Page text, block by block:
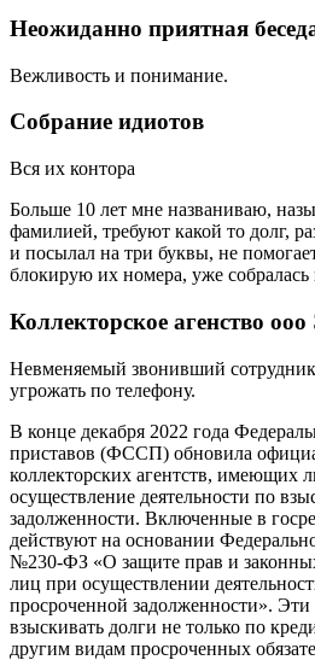
Неожиданно приятная
Вежливость и понимание.
Собрание идиотов
Вся их контора
Больше 10 лет мне названиваю,
фамилией, требуют какой то долг,
и посылал на три буквы, не
блокирую их номера, уже
Коллекторское агенство
Невменяемый звонивший
угрожать по телефону.
В конце декабря 2022 года
приставов (ФССП) обновила
коллекторских агентств, имеющих
осуществление деятельности по
задолженности. Включенные в
действуют на основании
№230-ФЗ «О защите прав и
лиц при осуществлении
просроченной задолженности». Эти
взыскивать долги не только по
другим видам просроченных